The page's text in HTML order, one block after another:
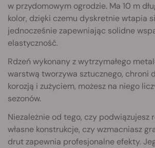
w przydomowym ogrodzie. Ma 10 m
kolor, dzięki czemu dyskretnie wtapia
jednocześnie zapewniając solidne
elastyczność.
Rdzeń wykonany z wytrzymałego
warstwą tworzywa sztucznego, chroni
korozją i zużyciem, możesz na niego
sezonów.
Niezależnie od tego, czy podwiązujesz
własne konstrukcje, czy wzmacniasz
drut zapewnia profesjonalne efekty.